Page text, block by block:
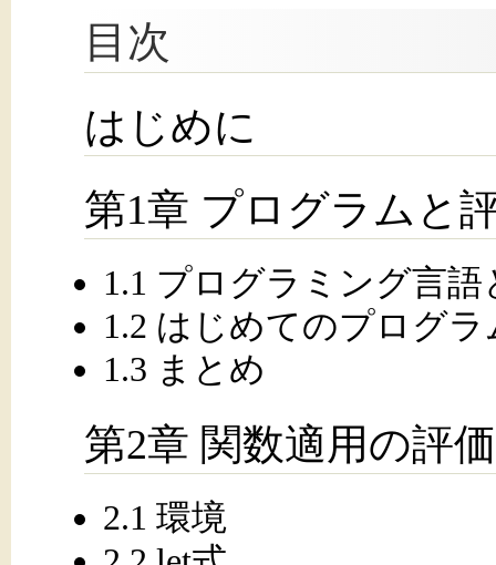
目次
はじめに
第1章 プログラムと
1.1 プログラミング言語
1.2 はじめてのプログ
1.3 まとめ
第2章 関数適用の評価
2.1 環境